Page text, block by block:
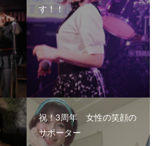
す！！
祝！3周年 女性の笑顔の
サポーター